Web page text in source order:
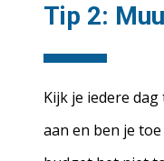
Tip 2:
Kijk je iedere
aan en ben je